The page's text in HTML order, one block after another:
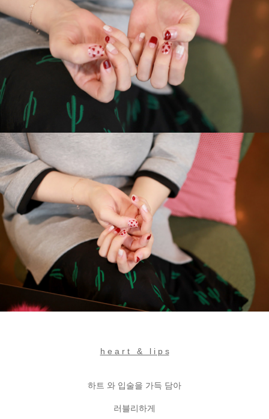
h e a r t & l i p s
하트 와 입술을 가득 담아
러블리하게